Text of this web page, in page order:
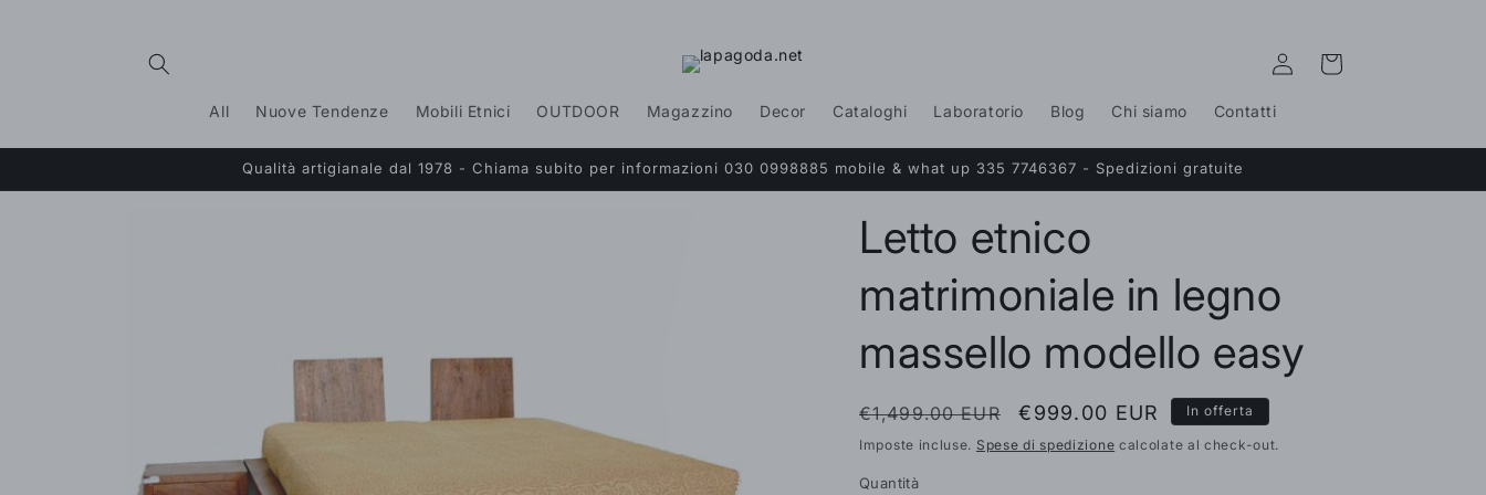
All Nuove Tendenze Mobili Etnici OUTDOOR Magazzino Decor Cataloghi Laboratorio Blog Chi siamo Contatti
Accedi Carrello
Qualità artigianale dal 1978 - Chiama subito per informazioni 030 0998885 mobile & what up 335 7746367 - Spedizioni gratuite
Letto etnico
matrimoniale in legno
massello modello easy
Prezzo
di
listino
€1,499.00 EUR
Prezzo
scontato
€999.00 EUR In offerta
Imposte incluse. Spese di spedizione calcolate al check-out.
Quantità